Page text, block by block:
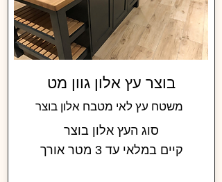
בוצר עץ אלון גוון מט
משטח עץ לאי מטבח אלון בוצר
סוג העץ אלון בוצר
קיים במלאי עד 3 מטר אורך